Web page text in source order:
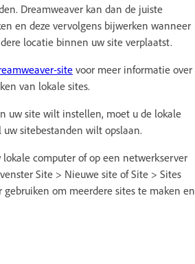
Dreamweaver kan dan de juiste
en deze vervolgens bijwerken wanneer
locatie binnen uw site verplaatst.
site voor meer informatie over
van lokale sites.
uw site wilt instellen, moet u de lokale
sitebestanden wilt opslaan.
computer of op een netwerkserver
Site > Nieuwe site of Site > Sites
om meerdere sites te maken en